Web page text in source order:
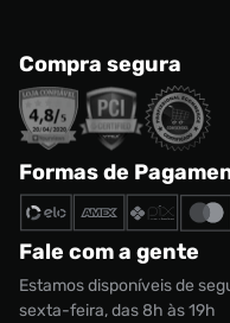
Compra segura
Formas de
Fale com a gente
Estamos disponíveis de
sexta-feira, das 8h às 19h